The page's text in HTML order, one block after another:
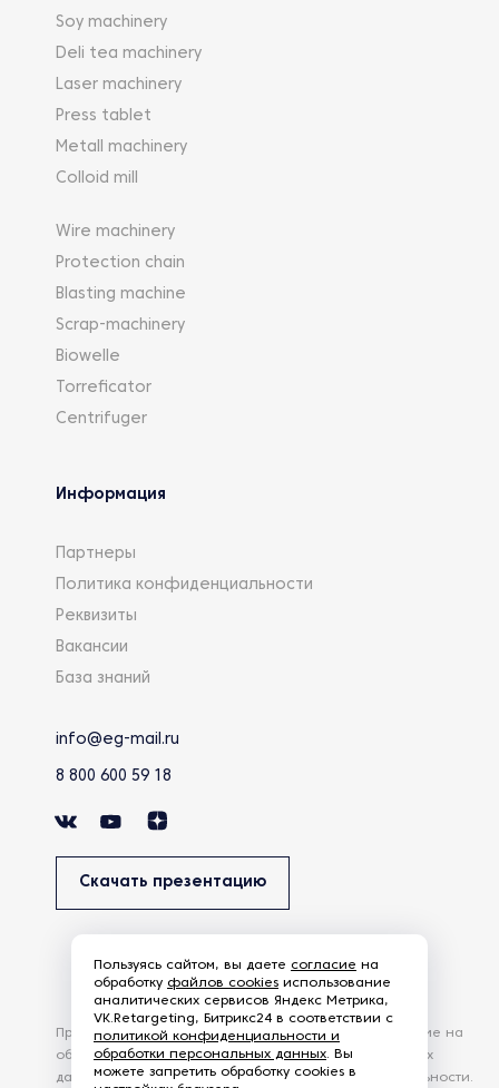
Soy machinery
Deli tea machinery
Laser machinery
Press tablet
Metall machinery
Colloid mill
Wire machinery
Protection chain
Blasting machine
Scrap-machinery
Biowelle
Torreficator
Centrifuger
Информация
Партнеры
Политика конфиденциальности
Реквизиты
Вакансии
База знаний
info@eg-mail.ru
8 800 600 59 18
Скачать презентацию
Продолжая использовать наш сайт, вы даете согласие на
обработку файлов Cookies и других пользовательских
данных, в соответствии сПолитикой конфиденциальности.
Пользуясь сайтом, вы даете согласие на
обработку файлов cookies использование
аналитических сервисов Яндекс Метрика,
VK.Retargeting, Битрикс24 в соответствии с
политикой конфиденциальности и
обработки персональных данных. Вы
можете запретить обработку cookies в